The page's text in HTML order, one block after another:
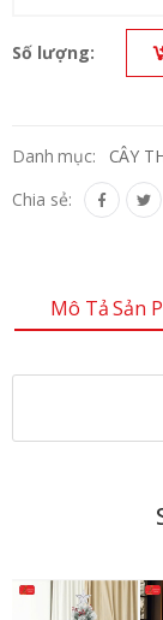
Số lượng:
Danh mục:
CÂY
Chia sẻ:
Mô Tả Sản